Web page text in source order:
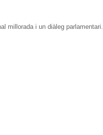
millorada i un diàleg parlamentari.